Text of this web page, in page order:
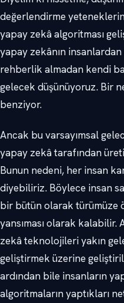
değerlendirme
yapay zekâ algoritması
yapay zekânın
rehberlik almadan kendi
gelecek düşünüyoruz. Bir
benziyor.
Ancak bu varsayımsal
yapay zekâ tarafından
Bunun nedeni, her insan
diyebiliriz. Böylece insan
bir bütün olarak türümüze
yansıması olarak kalabilir.
zekâ teknolojileri yakın
geliştirmek üzerine
ardından bile insanların
algoritmaların yaptıkları